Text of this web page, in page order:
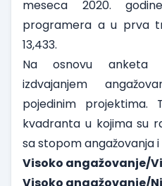
meseca 2020.
programera a u prva
13,433.
Na osnovu anketa
izdvajanjem
pojedinim
kvadranta u kojima su
sa stopom angažovanja
Visoko angažovanje/